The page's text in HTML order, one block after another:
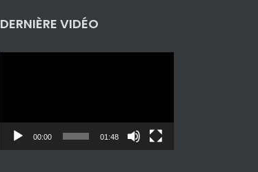
DERNIÈRE VIDÉO
00:00 01:48